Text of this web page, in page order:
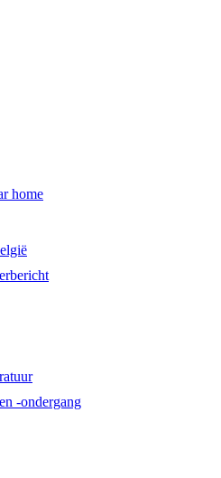
home
-ondergang